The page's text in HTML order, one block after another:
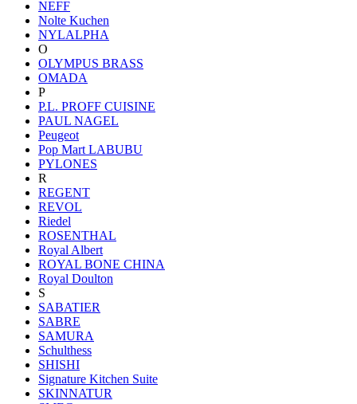
NEFF
Nolte Kuchen
NYLALPHA
O
OLYMPUS BRASS
OMADA
P
P.L. PROFF CUISINE
PAUL NAGEL
Peugeot
Pop Mart LABUBU
PYLONES
R
REGENT
REVOL
Riedel
ROSENTHAL
Royal Albert
ROYAL BONE CHINA
Royal Doulton
S
SABATIER
SABRE
SAMURA
Schulthess
SHISHI
Signature Kitchen Suite
SKINNATUR